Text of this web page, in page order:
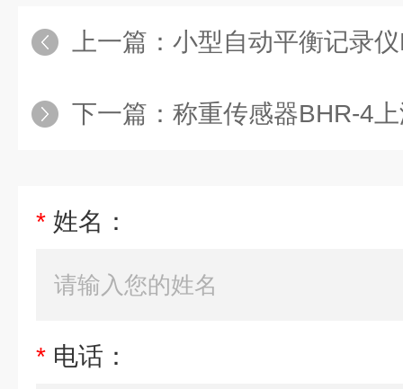
上一篇： 小型自动平衡记录仪
下一篇： 称重传感器BHR-4
* 姓名：
* 电话：